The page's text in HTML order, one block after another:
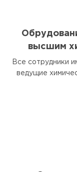
высшим
Все сотрудники
ведущие